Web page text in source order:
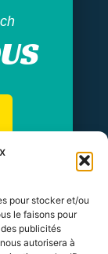
pour stocker et/ou
le faisons pour
publicités
autorisera à